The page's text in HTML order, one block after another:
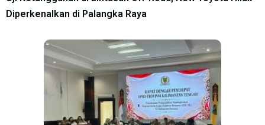
Diperkenalkan di Palangka Raya